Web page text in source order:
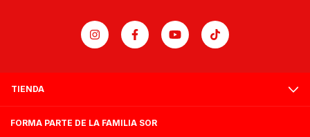
TIENDA
FORMA PARTE DE LA FAMILIA SOR